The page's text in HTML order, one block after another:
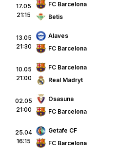
17.05
21:15
FC Barcelona
Betis
13.05
21:30
Alaves
FC Barcelona
10.05
21:00
FC Barcelona
Real Madryt
02.05
21:00
Osasuna
FC Barcelona
25.04
16:15
Getafe CF
FC Barcelona